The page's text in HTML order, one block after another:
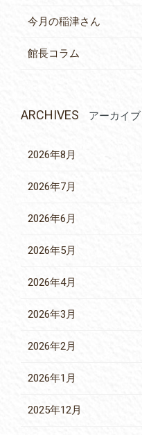
今月の稲津さん
館長コラム
ARCHIVES アーカイブ
2026年8月
2026年7月
2026年6月
2026年5月
2026年4月
2026年3月
2026年2月
2026年1月
2025年12月